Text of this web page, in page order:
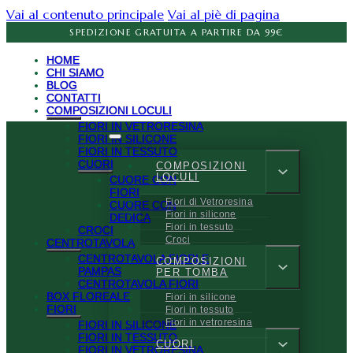
Vai al contenuto principale Vai al piè di pagina
SPEDIZIONE GRATUITA A PARTIRE DA 99€
HOME
CHI SIAMO
BLOG
CONTATTI
COMPOSIZIONI LOCULI
FIORI IN VETRORESINA
FIORI IN SILICONE
FIORI IN TESSUTO
CUORI
CUORE CON
FIORI
CUORE CON
DEDICA
CROCI
CENTROTAVOLA
CENTROTAVOLA FIORI E
PAMPAS
CENTROTAVOLA FIORI
BOX FLOREALE
FIORI
FIORI IN SILICONE
FIORI IN TESSUTO
FIORI IN VETRORESINA
COMPOSIZIONI
LOCULI
Fiori di Vetroresina
Fiori in silicone
Fiori in tessuto
Croci
COMPOSIZIONI
PER TOMBA
Fiori in silicone
Fiori in tessuto
Fiori in vetroresina
CUORI